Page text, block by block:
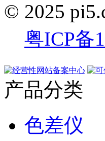
© 2025
粤ICP备
产品分类
色差仪